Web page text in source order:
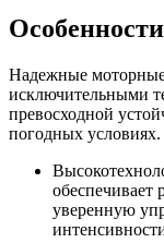
Надежные
исключительными
превосходной
погодных условиях.
обеспечивает
уверенную